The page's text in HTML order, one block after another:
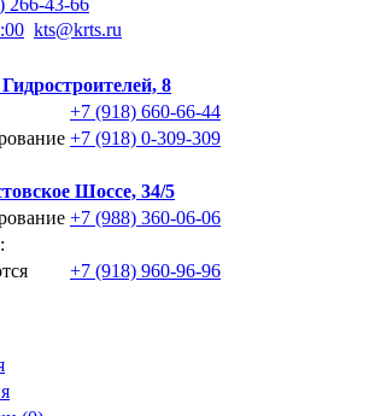
266-43-66
kts@krts.ru
8
+7 (918) 660-66-44
+7 (918) 0-309-309
Шоссе, 34/5
+7 (988) 360-06-06
+7 (918) 960-96-96